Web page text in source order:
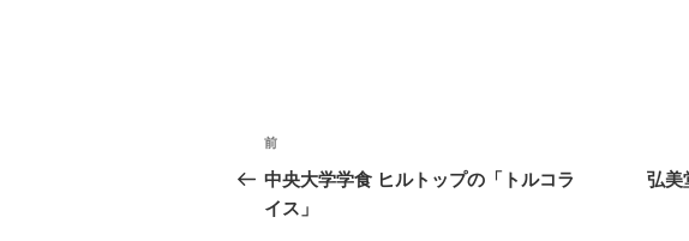
投
稿
ナ
前
の
投
前
中央大学学食 ヒルトップの「トルコラ
イス」
弘美